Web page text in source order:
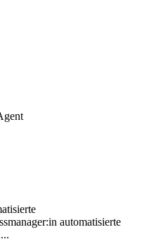
automatisierte